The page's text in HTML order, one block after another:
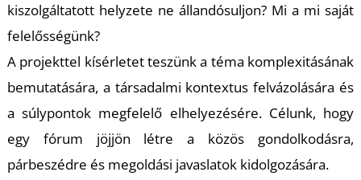
kiszolgáltatott helyzete ne állandósuljon? Mi a mi saját
felelősségünk?
A projekttel kísérletet teszünk a téma komplexitásának
bemutatására, a társadalmi kontextus felvázolására és
a súlypontok megfelelő elhelyezésére. Célunk, hogy
egy fórum jöjjön létre a közös gondolkodásra,
párbeszédre és megoldási javaslatok kidolgozására.